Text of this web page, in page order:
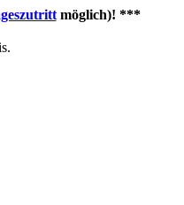
möglich)! ***